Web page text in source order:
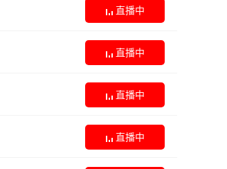
直播中
直播中
直播中
直播中